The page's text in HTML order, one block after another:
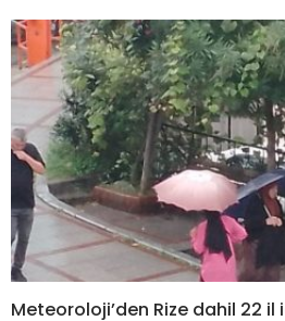
Meteoroloji’den Rize dahil 22 il